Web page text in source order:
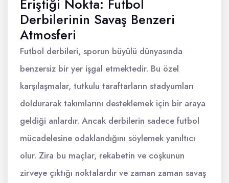
Eriştiği Nokta: Futbol
Derbilerinin Savaş Benzeri
Atmosferi
Futbol derbileri, sporun büyülü dünyasında
benzersiz bir yer işgal etmektedir. Bu özel
karşılaşmalar, tutkulu taraftarların stadyumları
doldurarak takımlarını desteklemek için bir araya
geldiği anlardır. Ancak derbilerin sadece futbol
mücadelesine odaklandığını söylemek yanıltıcı
olur. Zira bu maçlar, rekabetin ve coşkunun
zirveye çıktığı noktalardır ve zaman zaman savaş